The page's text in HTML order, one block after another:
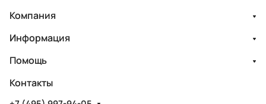
Компания
Информация
Помощь
Контакты